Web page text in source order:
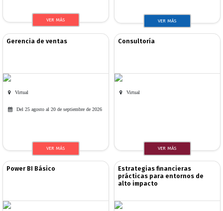
VER MÁS VER MÁS
Gerencia de ventas
Virtual
Del 25 agosto al 20 de septiembre de 2026
VER MÁS
Consultoría
Virtual
VER MÁS
Power BI Básico
Estrategias financieras
prácticas para entornos de
alto impacto